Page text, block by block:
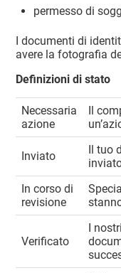
permesso di
I documenti di
avere la fotografia
Definizioni di stato
Necessaria
azione
Il
Inviato
Il tuo
In corso di
revisione
Verificato
I